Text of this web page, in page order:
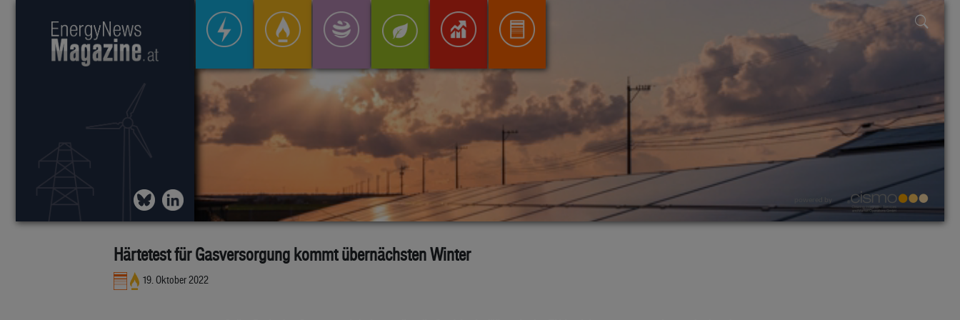
Härtetest für Gasversorgung kommt übernächsten Winter
19. Oktober 2022